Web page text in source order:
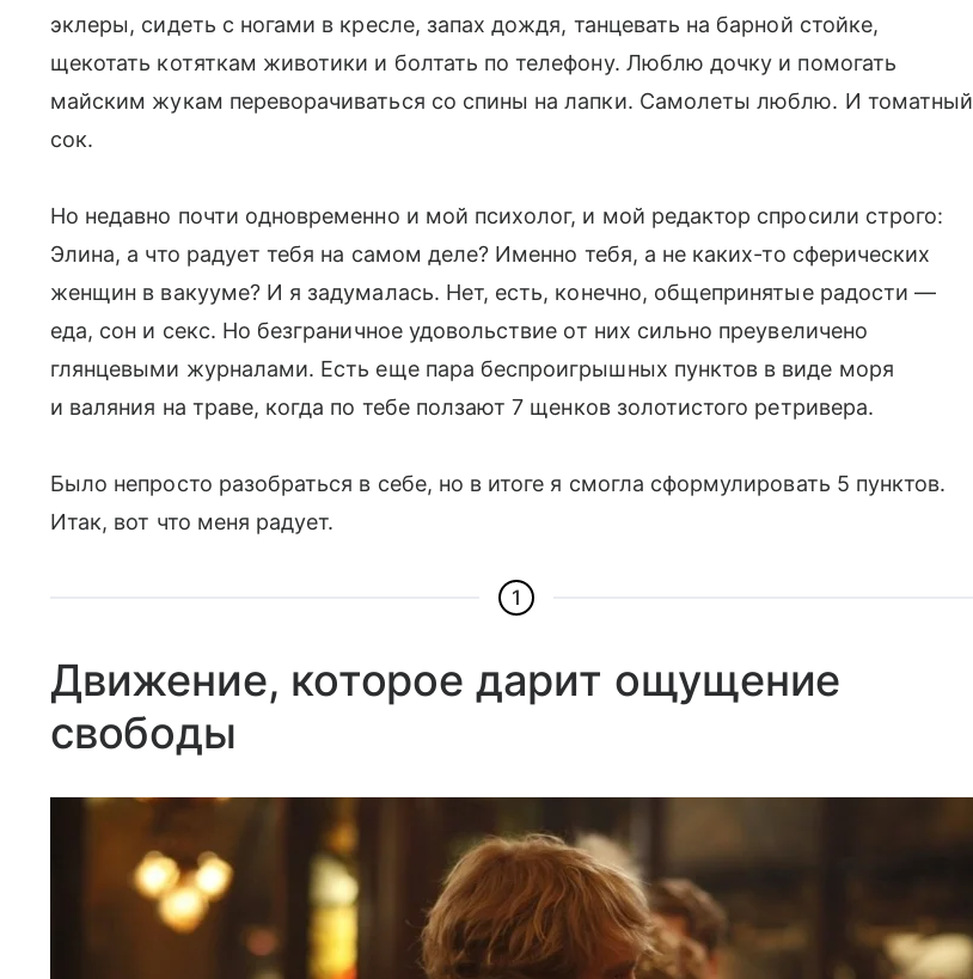
эклеры, сидеть с ногами в кресле, запах дождя, танцевать на барной стойке,
щекотать котяткам животики и болтать по телефону. Люблю дочку и помогать
майским жукам переворачиваться со спины на лапки. Самолеты люблю. И томатный
сок.
Но недавно почти одновременно и мой психолог, и мой редактор спросили строго:
Элина, а что радует тебя на самом деле? Именно тебя, а не каких-то сферических
женщин в вакууме? И я задумалась. Нет, есть, конечно, общепринятые радости —
еда, сон и секс. Но безграничное удовольствие от них сильно преувеличено
глянцевыми журналами. Есть еще пара беспроигрышных пунктов в виде моря
и валяния на траве, когда по тебе ползают 7 щенков золотистого ретривера.
Было непросто разобраться в себе, но в итоге я смогла сформулировать 5 пунктов.
Итак, вот что меня радует.
1
Движение, которое дарит ощущение
свободы